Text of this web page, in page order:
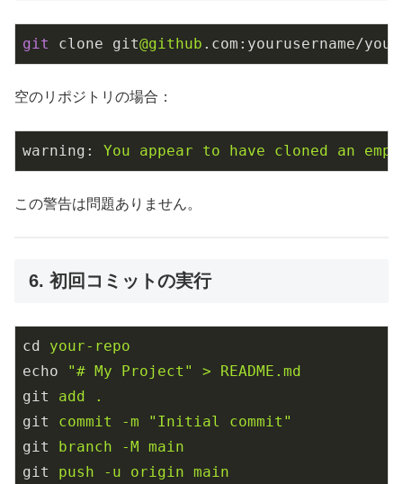
git clone git@github .com:yourusername/
空のリポジトリの場合：
warning : You appear to have cloned an
この警告は問題ありません。
6. 初回コミットの実行
cd
your-repo
echo
"# My Project" > README.md
git
add .
git
commit -m "Initial commit"
git
branch -M main
git
push -u origin main